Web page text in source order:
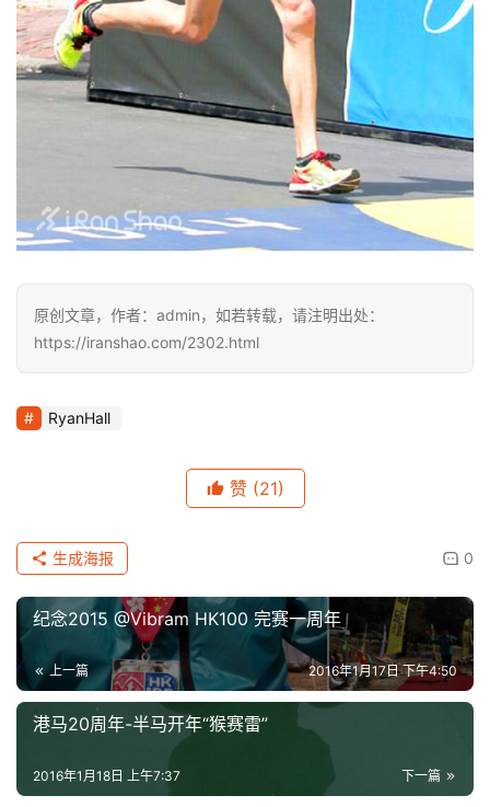
原创文章，作者：admin，如若转载，请注明出处：
https://iranshao.com/2302.html
RyanHall
赞 (21)
0
生成海报
纪念2015 @Vibram HK100 完赛一周年
上一篇 2016年1月17日 下午4:50
港马20周年-半马开年“猴赛雷”
下一篇
2016年1月18日 上午7:37